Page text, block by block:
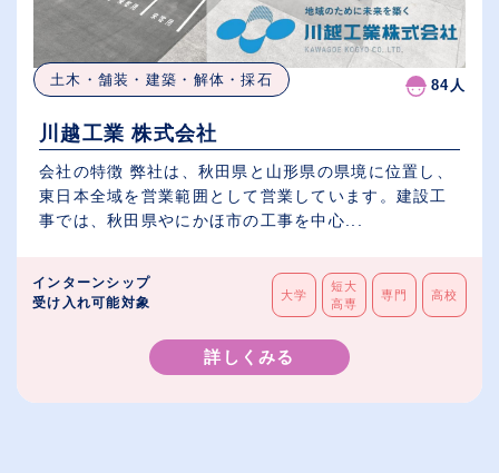
土木・舗装・建築・解体・採石 84人
川越工業 株式会社
会社の特徴 弊社は、秋田県と山形県の県境に位置し、
東日本全域を営業範囲として営業しています。建設工
事では、秋田県やにかほ市の工事を中心...
インターンシップ
受け入れ可能対象
大学
短大
高専
専門 高校
詳しくみる